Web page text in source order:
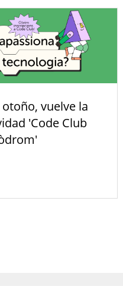
otoño, vuelve la
'Code Club